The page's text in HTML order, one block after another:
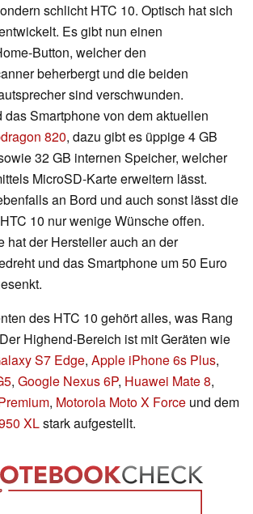
schlicht HTC 10. Optisch hat sich
Es gibt nun einen
Button, welcher den
beherbergt und die beiden
sind verschwunden.
Smartphone von dem aktuellen
820, dazu gibt es üppige 4 GB
32 GB internen Speicher, welcher
MicroSD-Karte erweitern lässt.
an Bord und auch sonst lässt die
10 nur wenige Wünsche offen.
hat der Hersteller auch an der
und das Smartphone um 50 Euro
des HTC 10 gehört alles, was Rang
Highend-Bereich ist mit Geräten wie
S7 Edge, Apple iPhone 6s Plus,
, Google Nexus 6P, Huawei Mate 8,
, Motorola Moto X Force und dem
XLstark aufgestellt.